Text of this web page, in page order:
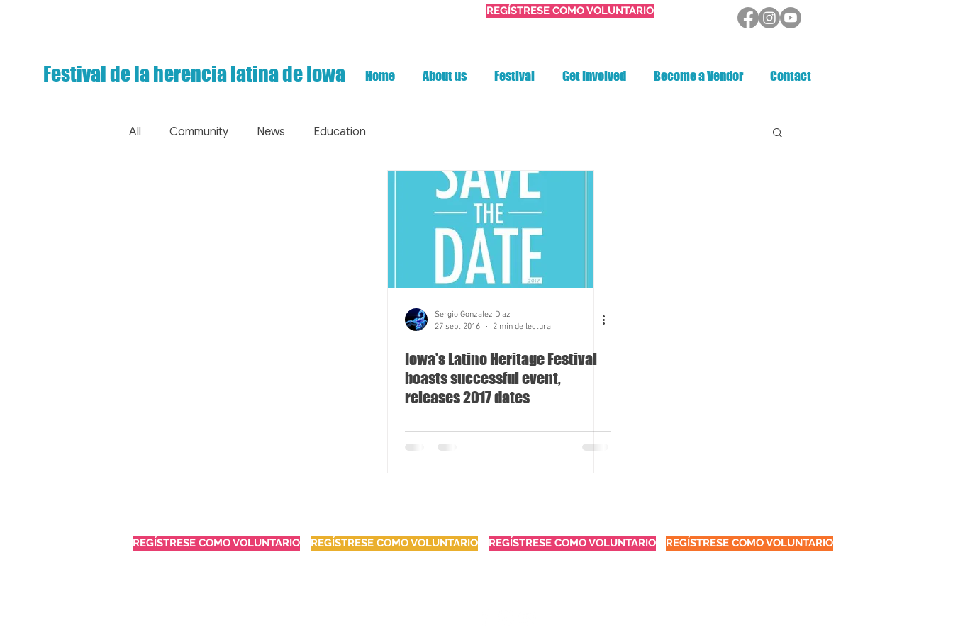
Festival de la herencia latina de Iowa
REGÍSTRESE COMO VOLUNTARIO
Home About us Festival Get Involved Become a Vendor Contact
All Community News Education
Sergio Gonzalez Diaz
27 sept 2016
2 min de lectura
Iowa’s Latino Heritage Festival
boasts successful event,
releases 2017 dates
REGÍSTRESE COMO VOLUNTARIO REGÍSTRESE COMO VOLUNTARIO REGÍSTRESE COMO VOLUNTARIO REGÍSTRESE COMO VOLUNTARIO